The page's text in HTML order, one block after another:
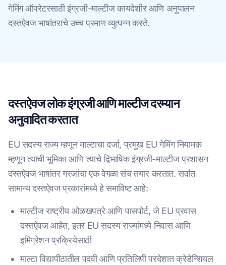
गेमिंग ऑपरेटरसाठी इंग्रजी-माल्टीज कायदेशीर आणि अनुपालन
दस्तऐवज भाषांतराचे उच्च प्रमाण व्युत्पन्न करते.
दस्तऐवज लोक इंग्रजी आणि माल्टीज दरम्यान
अनुवादित करतात
EU सदस्य राज्य म्हणून माल्टाचा दर्जा, प्रमुख EU गेमिंग नियामक
म्हणून त्याची भूमिका आणि त्याचे द्विभाषिक इंग्रजी-माल्टीज प्रशासन
दस्तऐवज भाषांतर गरजांचा एक वेगळा संच तयार करतात. सर्वात
सामान्य दस्तऐवज प्रकारांमध्ये हे समाविष्ट आहे:
माल्टीज राष्ट्रीय ओळखपत्रे आणि पासपोर्ट, जे EU प्रवास
दस्तऐवज आहेत, इतर EU सदस्य राज्यांमध्ये निवास आणि
इमिग्रेशन प्रक्रियेसाठी
माल्टा विद्यापीठातील पदवी आणि प्रतिलिपी परदेशात क्रेडेन्शियल